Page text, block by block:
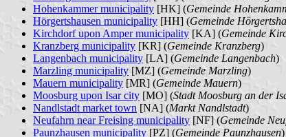
Hohenkammer municipality [HK] (Gemeinde
Hörgertshausen municipality [HH] (Gemeinde
Kirchdorf upon Amper municipality [KA] (Gemeinde
Kranzberg municipality [KR] (Gemeinde Kranzberg)
Langenbach municipality [LA] (Gemeinde Langenbach)
Marzling municipality [MZ] (Gemeinde Marzling)
Mauern municipality [MR] (Gemeinde Mauern)
Moosburg upon Isar city [MO] (Stadt Moosburg an der
Nandlstadt market town [NA] (Markt Nandlstadt)
Neufahrn near Freising municipality [NF] (Gemeinde
Paunzhausen municipality [PZ] (Gemeinde Paunzhausen)